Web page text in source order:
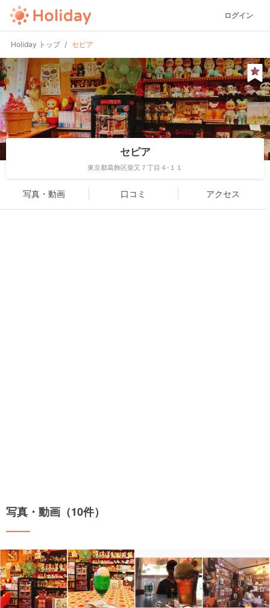
ログイン
Holiday トップ セピア
セピア
東京都葛飾区柴又７丁目４-１１
写真・動画 口コミ アクセス
写真・動画（10件）